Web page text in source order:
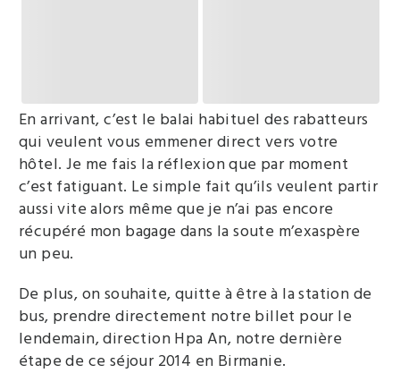
En arrivant, c’est le balai habituel des rabatteurs
qui veulent vous emmener direct vers votre
hôtel. Je me fais la réflexion que par moment
c’est fatiguant. Le simple fait qu’ils veulent partir
aussi vite alors même que je n’ai pas encore
récupéré mon bagage dans la soute m’exaspère
un peu.
De plus, on souhaite, quitte à être à la station de
bus, prendre directement notre billet pour le
lendemain, direction Hpa An, notre dernière
étape de ce séjour 2014 en Birmanie.